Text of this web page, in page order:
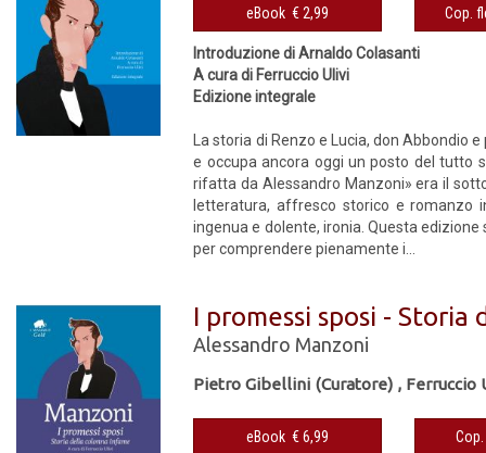
eBook € 2,99
Introduzione di Arnaldo Colasanti
A cura di Ferruccio Ulivi
Edizione integrale
La storia di Renzo e Lucia, don Abbondio
e occupa ancora oggi un posto del tutto
rifatta da Alessandro Manzoni» era il
letteratura, affresco storico e romanzo
ingenua e dolente, ironia. Questa
per comprendere pienamente i...
I promessi sposi -
Alessandro Manzoni
Pietro Gibellini (Curatore) , Ferruccio
eBook € 6,99